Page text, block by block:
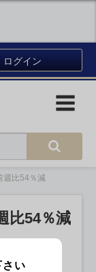
ログイン
比54％減
比54％減
さい